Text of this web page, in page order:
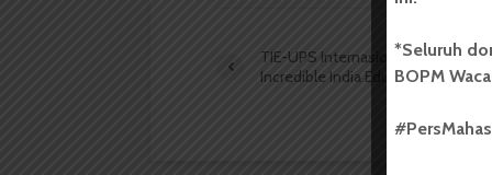
TIE-UPS Internasional Gelar
Incredible India Education Fair 2018
*Seluruh
BOPM